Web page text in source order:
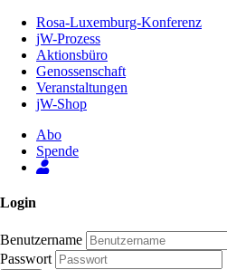
Inhalt
Seite
Rosa-Luxemburg-Konferenz
jW-Prozess
Aktionsbüro
Genossenschaft
Veranstaltungen
jW-Shop
Abo
Spende
Login
Benutzername
Passwort